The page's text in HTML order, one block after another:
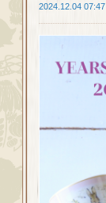
2024.12.04 07:47